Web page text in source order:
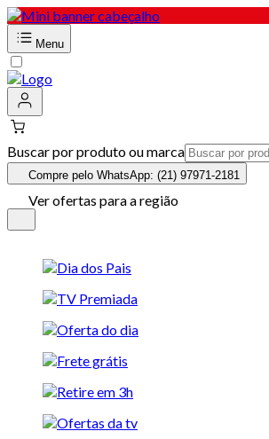
Menu
Buscar por produto ou marca
Compre pelo WhatsApp: (21) 97971-2181
Ver ofertas para a região